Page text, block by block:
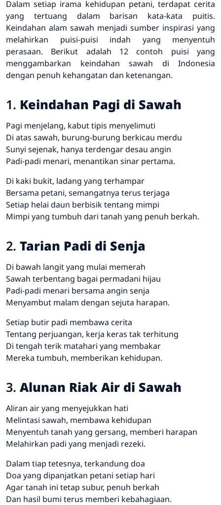
Dalam setiap irama kehidupan petani, terdapat cerita
yang tertuang dalam barisan kata-kata puitis.
Keindahan alam sawah menjadi sumber inspirasi yang
melahirkan puisi-puisi indah yang menyentuh
perasaan. Berikut adalah 12 contoh puisi yang
menggambarkan keindahan sawah di Indonesia
dengan penuh kehangatan dan ketenangan.
1. Keindahan Pagi di Sawah
Pagi menjelang, kabut tipis menyelimuti
Di atas sawah, burung-burung berkicau merdu
Sunyi sejenak, hanya terdengar desau angin
Padi-padi menari, menantikan sinar pertama.
Di kaki bukit, ladang yang terhampar
Bersama petani, semangatnya terus terjaga
Setiap helai daun berbisik tentang mimpi
Mimpi yang tumbuh dari tanah yang penuh berkah.
2. Tarian Padi di Senja
Di bawah langit yang mulai memerah
Sawah terbentang bagai permadani hijau
Padi-padi menari bersama angin senja
Menyambut malam dengan sejuta harapan.
Setiap butir padi membawa cerita
Tentang perjuangan, kerja keras tak terhitung
Di tengah terik matahari yang membakar
Mereka tumbuh, memberikan kehidupan.
3. Alunan Riak Air di Sawah
Aliran air yang menyejukkan hati
Melintasi sawah, membawa kehidupan
Menyentuh tanah yang gersang, memberi harapan
Melahirkan padi yang menjadi rezeki.
Dalam tiap tetesnya, terkandung doa
Doa yang dipanjatkan petani setiap hari
Agar tanah ini tetap subur, penuh berkah
Dan hasil bumi terus memberi kebahagiaan.